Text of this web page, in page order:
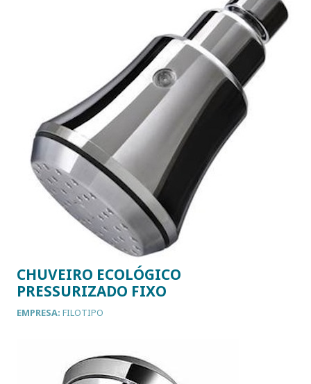
CHUVEIRO ECOLÓGICO
PRESSURIZADO FIXO
EMPRESA: FILOTIPO